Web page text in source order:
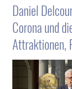
Daniel
Corona und
Attraktionen,